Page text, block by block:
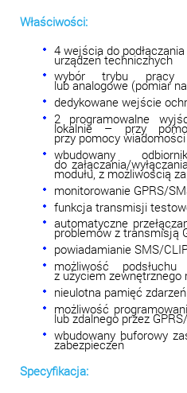
Właściwości:
4 wejścia do
urządzeń technicznych
wybór trybu pracy
lub analogowe (pomiar
dedykowane wejście
2 programowalne
lokalnie – przy
przy pomocy
wbudowany
do załączania/
modułu, z możliwością
monitorowanie GPRS/
funkcja transmisji
automatyczne
problemów z transmisją
powiadamianie SMS/
możliwość
z użyciem
nieulotna pamięć zdarzeń
możliwość
lub zdalnego przez
wbudowany buforowy
zabezpieczeń
Specyfikacja: